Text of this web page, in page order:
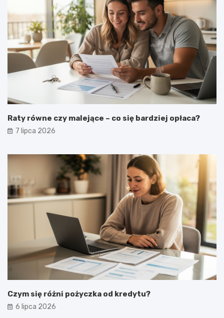
Raty równe czy malejące – co się bardziej opłaca?
7 lipca 2026
Czym się różni pożyczka od kredytu?
6 lipca 2026